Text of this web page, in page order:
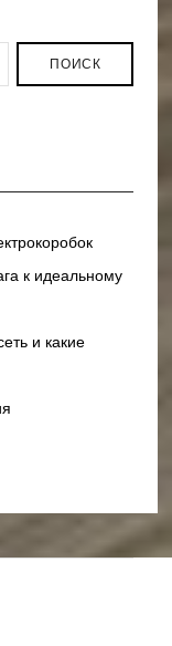
ПОИСК
к идеальному
и какие